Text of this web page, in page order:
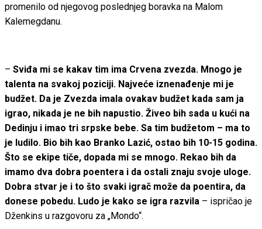
promenilo od njegovog poslednjeg boravka na Malom
Kalemegdanu.
– Sviđa mi se kakav tim ima Crvena zvezda. Mnogo je
talenta na svakoj poziciji. Najveće iznenađenje mi je
budžet. Da je Zvezda imala ovakav budžet kada sam ja
igrao, nikada je ne bih napustio. Živeo bih sada u kući na
Dedinju i imao tri srpske bebe. Sa tim budžetom – ma to
je ludilo. Bio bih kao Branko Lazić, ostao bih 10-15 godina.
Što se ekipe tiče, dopada mi se mnogo. Rekao bih da
imamo dva dobra poentera i da ostali znaju svoje uloge.
Dobra stvar je i to što svaki igrač može da poentira, da
donese pobedu. Ludo je kako se igra razvila – ispričao je
Dženkins u razgovoru za „Mondo“.